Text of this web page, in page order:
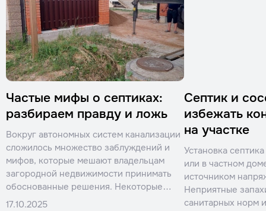
Частые мифы о септиках:
разбираем правду и ложь
Вокруг автономных систем канализации
сложилось множество заблуждений и
мифов, которые мешают владельцам
загородной недвижимости принимать
обоснованные решения. Некоторые
стереотипы основаны на опыте
17.10.2025
Септик и
избежать
на участке
Установка
или в частном
источником
Неприятные
санитарных норм